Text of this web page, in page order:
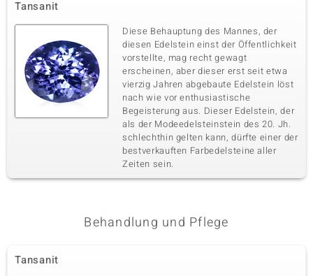
Tansanit
Diese Behauptung des Mannes, der
diesen Edelstein einst der Öffentlichkeit
vorstellte, mag recht gewagt
erscheinen, aber dieser erst seit etwa
vierzig Jahren abgebaute Edelstein löst
nach wie vor enthusiastische
Begeisterung aus. Dieser Edelstein, der
als der Modeedelsteinstein des 20. Jh.
schlechthin gelten kann, dürfte einer der
bestverkauften Farbedelsteine aller
Zeiten sein.
Behandlung und Pflege
Tansanit